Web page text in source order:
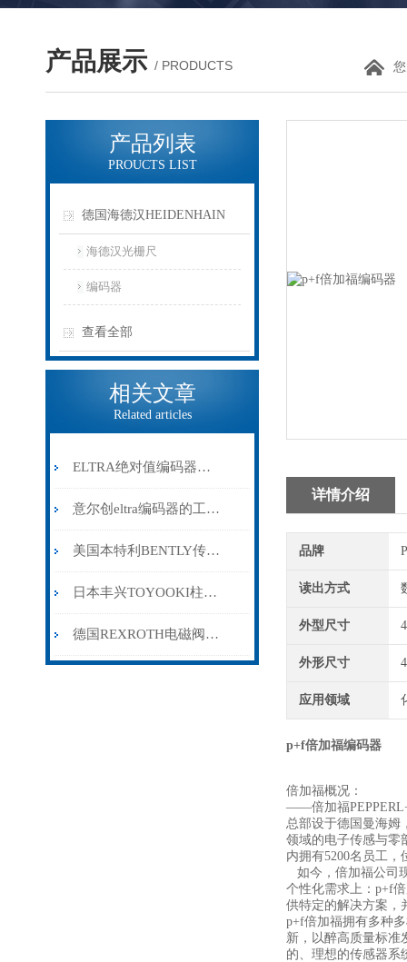
产品展示 / PRODUCTS
产品列表
PROUCTS LIST
德国海德汉HEIDENHAIN
海德汉光栅尺
编码器
查看全部
相关文章
Related articles
ELTRA绝对值编码器和增量型编码器之间的主要区别
意尔创eltra编码器的工作及分类原理
美国本特利BENTLY传感器的工作原理与测量方法
日本丰兴TOYOOKI柱塞泵的安装调试和操作注意事项
德国REXROTH电磁阀的安装注意事项
详情介绍
品牌
读出方式
外型尺寸
外形尺寸
应用领域
p+f倍加福编码器
倍加福概况：
——倍加福
总部设于德国曼海姆
领域的电子传感与零
内拥有5200名员工
如今，倍加福公司
个性化需求上：p+f
供特定的解决方案，
p+f倍加福拥有多种
新，以醉高质量标准
的、理想的传感器系